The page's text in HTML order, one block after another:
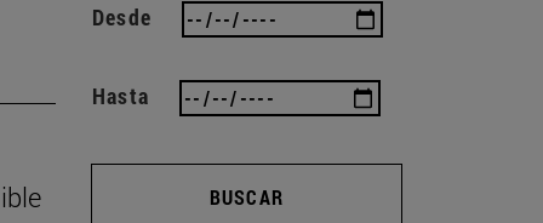
Desde
Hasta
BUSCAR